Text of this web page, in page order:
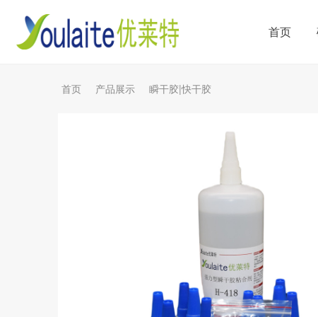
首页
首页 产品展示 瞬干胶|快干胶